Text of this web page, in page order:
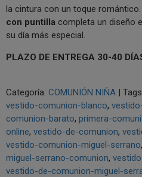
la cintura con un toque romántico.
con puntilla completa un diseño
su día más especial.
PLAZO DE ENTREGA 30-40
Categoría: COMUNIÓN NIÑA |
vestido-comunion-blanco
comunion-barato primera-
online vestido-de-comunion
vestido-comunion-miguel-serrano
miguel-serrano-comunion
vestido-de-comunion-miguel-